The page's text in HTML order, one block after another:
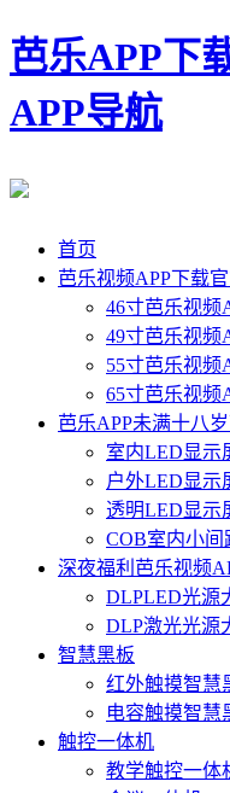
芭乐APP下
APP导航
首页
芭乐视频APP下载
46寸芭乐视频
49寸芭乐视频
55寸芭乐视频
65寸芭乐视频
芭乐APP未满十八
室内LED显示
户外LED显示
透明LED显示
COB室内小间
深夜福利芭乐视频
DLPLED光源
DLP激光光源
智慧黑板
红外触摸智慧
电容触摸智慧
触控一体机
教学触控一体